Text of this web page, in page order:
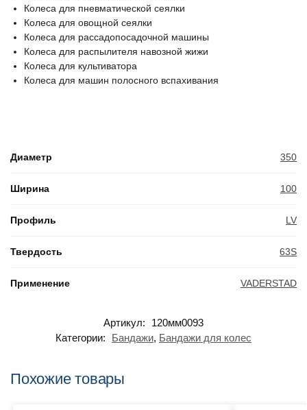
Колеса для пневматической сеялки
Колеса для овощной сеялки
Колеса для рассадопосадочной машины
Колеса для распылителя навозной жижи
Колеса для культиватора
Колеса для машин полосного вспахивания
Диаметр 350
Ширина 100
Профиль LV
Твердость 63S
Применение VADERSTAD
Артикул:
120мм0093
Категории:
Бандажи, Бандажи для колес
Похожие товары